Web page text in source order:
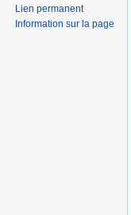
Lien permanent
Information sur la page